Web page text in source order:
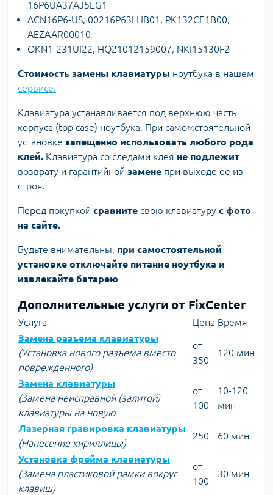
16P6UA37AJ5EG1
ACN16P6-US, 00216P63LHB01, PK132CE1B00,
AEZAAR00010
OKN1-231UI22, HQ21012159007, NKI15130F2
Стоимость замены клавиатуры ноутбука в нашем
сервисе.
Клавиатура устанавливается под верхнюю часть
корпуса (top case) ноутбука. При самомстоятельной
установке запещенно использовать любого рода
клей. Клавиатура со следами клея не подлежит
возврату и гарантийной замене при выходе ее из
строя.
Перед покупкой сравните свою клавиатуру с фото
на сайте.
Будьте внимательны, при самостоятельной
установке отключайте питание ноутбука и
извлекайте батарею
Дополнительные услуги от FixCenter
Услуга Цена Время
Замена разъема клавиатуры
(Установка нового разъема вместо
поврежденного)
от
350
120 мин
Замена клавиатуры
(Замена неисправной (залитой)
клавиатуры на новую
от
100
10-120
мин
Лазерная гравировка клавиатуры
(Нанесение кириллицы)
250 60 мин
Установка фрейма клавиатуры
(Замена пластиковой рамки вокруг
клавиш)
от
100
30 мин